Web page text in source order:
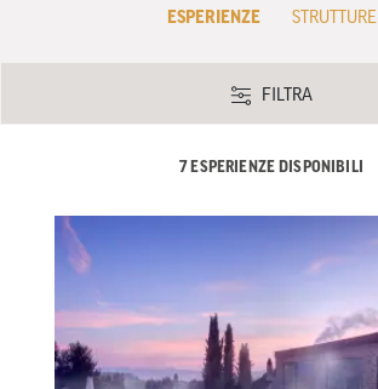
ESPERIENZE STRUTTURE
FILTRA
7 ESPERIENZE DISPONIBILI